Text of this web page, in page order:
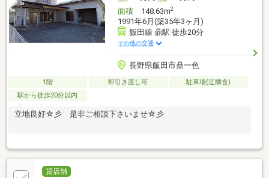
面積148.63m2
1991年6月(築35年3ヶ月)
飯田線 鼎駅 徒歩20分
その他の交通
長野県飯田市鼎一色
1階 即引き渡し可
駐車場(近隣含)
駅から徒歩20分以内
立地良好☆彡 是非ご相談下さいませ☆彡
貸店舗